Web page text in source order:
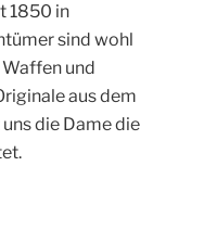
1850 in
sind wohl
und
aus dem
die Dame die